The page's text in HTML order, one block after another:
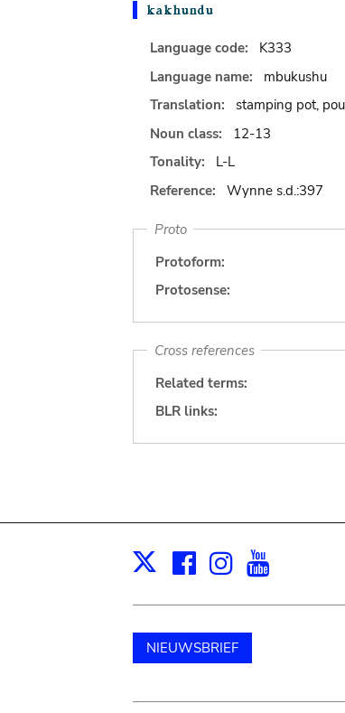
Language code:
K333
Language name:
mbukushu
Translation:
stamping pot,
Noun class:
12-13
Tonality:
L-L
Reference:
Wynne s.d.:397
Proto
Protoform:
Protosense:
Cross references
Related terms:
BLR links:
X Facebook
Instagram
NIEUWSBRIEF